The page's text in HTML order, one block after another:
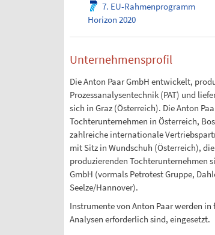
7. EU-Rahmenprogramm
Horizon 2020
Unternehmensprofil
Die Anton Paar GmbH entwickelt,
Prozessanalysentechnik (PAT) und
sich in Graz (Österreich). Die Anton
Tochterunternehmen in Österreich,
zahlreiche internationale
mit Sitz in Wundschuh (Österreich),
produzierenden Tochterunternehmen
GmbH (vormals Petrotest Gruppe,
Seelze/Hannover).
Instrumente von Anton Paar werden
Analysen erforderlich sind, eingesetzt.